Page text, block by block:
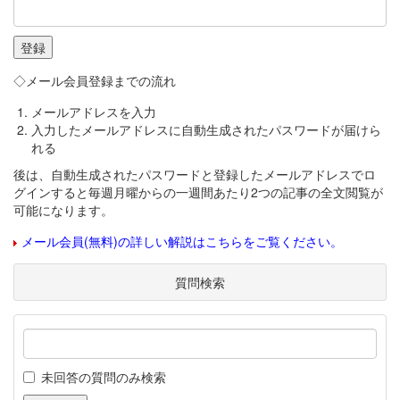
◇メール会員登録までの流れ
メールアドレスを入力
入力したメールアドレスに自動生成されたパスワードが届けら
れる
後は、自動生成されたパスワードと登録したメールアドレスでロ
グインすると毎週月曜からの一週間あたり2つの記事の全文閲覧が
可能になります。
メール会員(無料)の詳しい解説はこちらをご覧ください。
質問検索
未回答の質問のみ検索